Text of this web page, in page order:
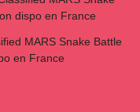
dispo en France
MARS Snake Battle
en France